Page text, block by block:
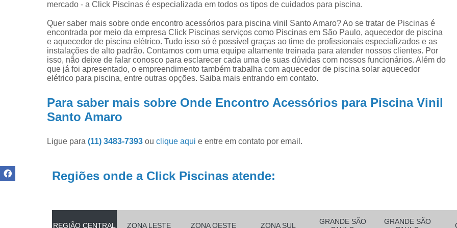
Produtos para
Produtos para
piscinas
Reparo de
filtros de
piscina
Aquecedor para Piscinas
Bombas
Equipamento para Aquecer Piscina
Equipamentos para Aspirar Piscina
Equipamentos para Piscina
Equipamentos para Piscina de
Filtro de água Piscina
Filtro de
Filtro para Piscina de Fibra
Filtro para Piscina de 3000 Litros
mercado - a Click Piscinas é especializada em todos os tipos de cuidados para piscina.
Quer saber mais sobre onde encontro acessórios para piscina vinil Santo Amaro? Ao se tratar de Piscinas é
encontrada por meio da empresa Click Piscinas serviços como Piscinas em São Paulo, aquecedor de piscina
e aquecedor de piscina elétrico. Tudo isso só é possível graças ao time de profissionais especializados e as
instalações de alto padrão. Contamos com uma equipe altamente treinada para atender nossos clientes. Por
isso, não deixe de falar conosco para esclarecer cada uma de suas dúvidas com nossos funcionários. Além do
que já foi apresentado, o empreendimento também trabalha com aquecedor de piscina solar aquecedor
elétrico para piscina, entre outras opções. Saiba mais entrando em contato.
Para saber mais sobre Onde Encontro Acessórios para Piscina Vinil
Santo Amaro
Ligue para (11) 3483-7393 ou clique aqui e entre em contato por email.
Regiões onde a Click Piscinas atende:
REGIÃO CENTRAL ZONA LESTE ZONA OESTE ZONA SUL
GRANDE SÃO
GRANDE SÃO